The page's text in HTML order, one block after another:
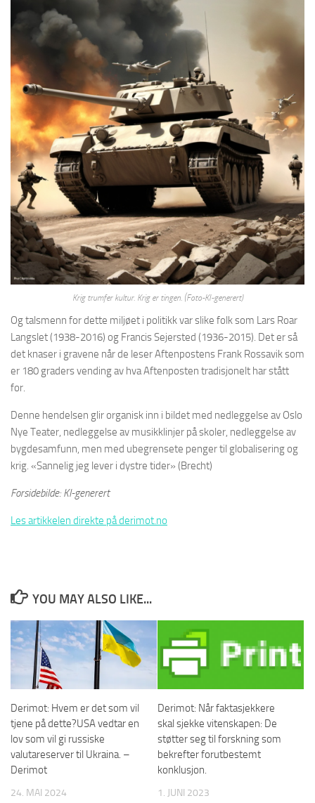
Krig trumfer kultur. Krig er tingen. (Foto-KI-generert)
Og talsmenn for dette miljøet i politikk var slike folk som Lars Roar
Langslet (1938-2016) og Francis Sejersted (1936-2015). Det er så
det knaser i gravene når de leser Aftenpostens Frank Rossavik som
er 180 graders vending av hva Aftenposten tradisjonelt har stått
for.
Denne hendelsen glir organisk inn i bildet med nedleggelse av Oslo
Nye Teater, nedleggelse av musikklinjer på skoler, nedleggelse av
bygdesamfunn, men med ubegrensete penger til globalisering og
krig. «Sannelig jeg lever i dystre tider» (Brecht)
Forsidebilde: KI-generert
Les artikkelen direkte på derimot.no
YOU MAY ALSO LIKE...
Derimot: Hvem er det som vil
tjene på dette?USA vedtar en
lov som vil gi russiske
valutareserver til Ukraina. –
Derimot
24. MAI 2024
Derimot: Når faktasjekkere
skal sjekke vitenskapen: De
støtter seg til forskning som
bekrefter forutbestemt
konklusjon.
1. JUNI 2023